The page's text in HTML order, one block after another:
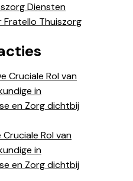
Diensten
Thuiszorg
Cruciale Rol van
in
en Zorg dichtbij
Cruciale Rol van
in
en Zorg dichtbij